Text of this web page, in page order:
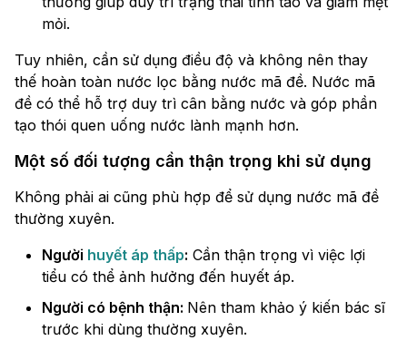
mỏi.
Tuy nhiên, cần sử dụng điều độ và không nên thay
thế hoàn toàn nước lọc bằng nước mã đề. Nước mã
đề có thể hỗ trợ duy trì cân bằng nước và góp phần
tạo thói quen uống nước lành mạnh hơn.
Một số đối tượng cần thận trọng khi sử dụng
Không phải ai cũng phù hợp để sử dụng nước mã đề
thường xuyên.
Người huyết áp thấp: Cần thận trọng vì việc lợi
tiểu có thể ảnh hưởng đến huyết áp.
Người có bệnh thận: Nên tham khảo ý kiến bác sĩ
trước khi dùng thường xuyên.